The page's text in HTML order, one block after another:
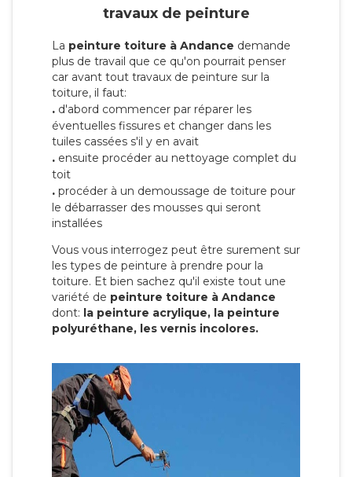
travaux de peinture
La peinture toiture à Andance demande
plus de travail que ce qu'on pourrait penser
car avant tout travaux de peinture sur la
toiture, il faut:
. d'abord commencer par réparer les
éventuelles fissures et changer dans les
tuiles cassées s'il y en avait
. ensuite procéder au nettoyage complet du
toit
. procéder à un demoussage de toiture pour
le débarrasser des mousses qui seront
installées
Vous vous interrogez peut être surement sur
les types de peinture à prendre pour la
toiture. Et bien sachez qu'il existe tout une
variété de peinture toiture à Andance
dont: la peinture acrylique, la peinture
polyuréthane, les vernis incolores.